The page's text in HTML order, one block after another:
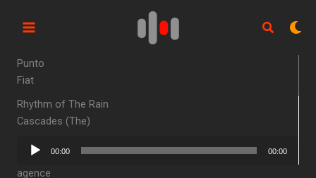
Punto
Fiat
Rhythm of The Rain
Cascades (The)
Lecteur
00:00 00:00
agence